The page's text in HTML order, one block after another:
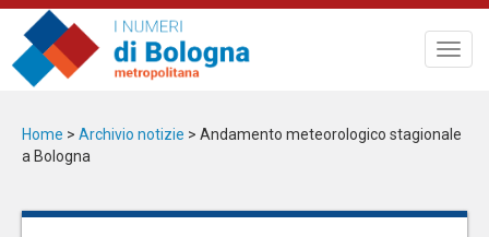
Salta
contenuto
principale
Home > Archivio notizie > Andamento meteorologico stagionale
a Bologna